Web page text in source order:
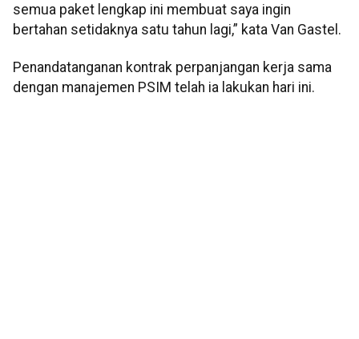
semua paket lengkap ini membuat saya ingin
bertahan setidaknya satu tahun lagi,” kata Van Gastel.
Penandatanganan kontrak perpanjangan kerja sama
dengan manajemen PSIM telah ia lakukan hari ini.